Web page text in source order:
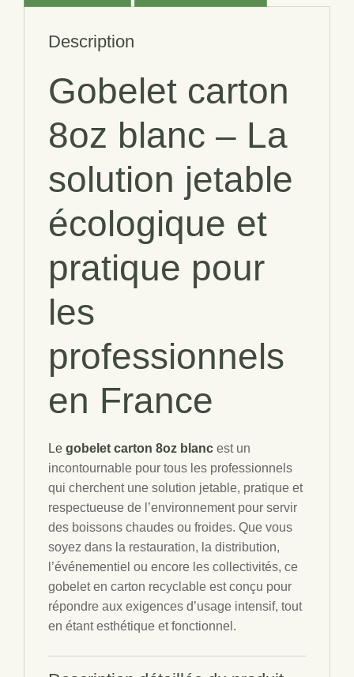
E&C
Description
Gobelet carton
8oz blanc – La
solution jetable
écologique et
pratique pour
les
professionnels
en France
Le gobelet carton 8oz blanc est un
incontournable pour tous les professionnels
qui cherchent une solution jetable, pratique et
respectueuse de l’environnement pour servir
des boissons chaudes ou froides. Que vous
soyez dans la restauration, la distribution,
l’événementiel ou encore les collectivités, ce
gobelet en carton recyclable est conçu pour
répondre aux exigences d’usage intensif, tout
en étant esthétique et fonctionnel.